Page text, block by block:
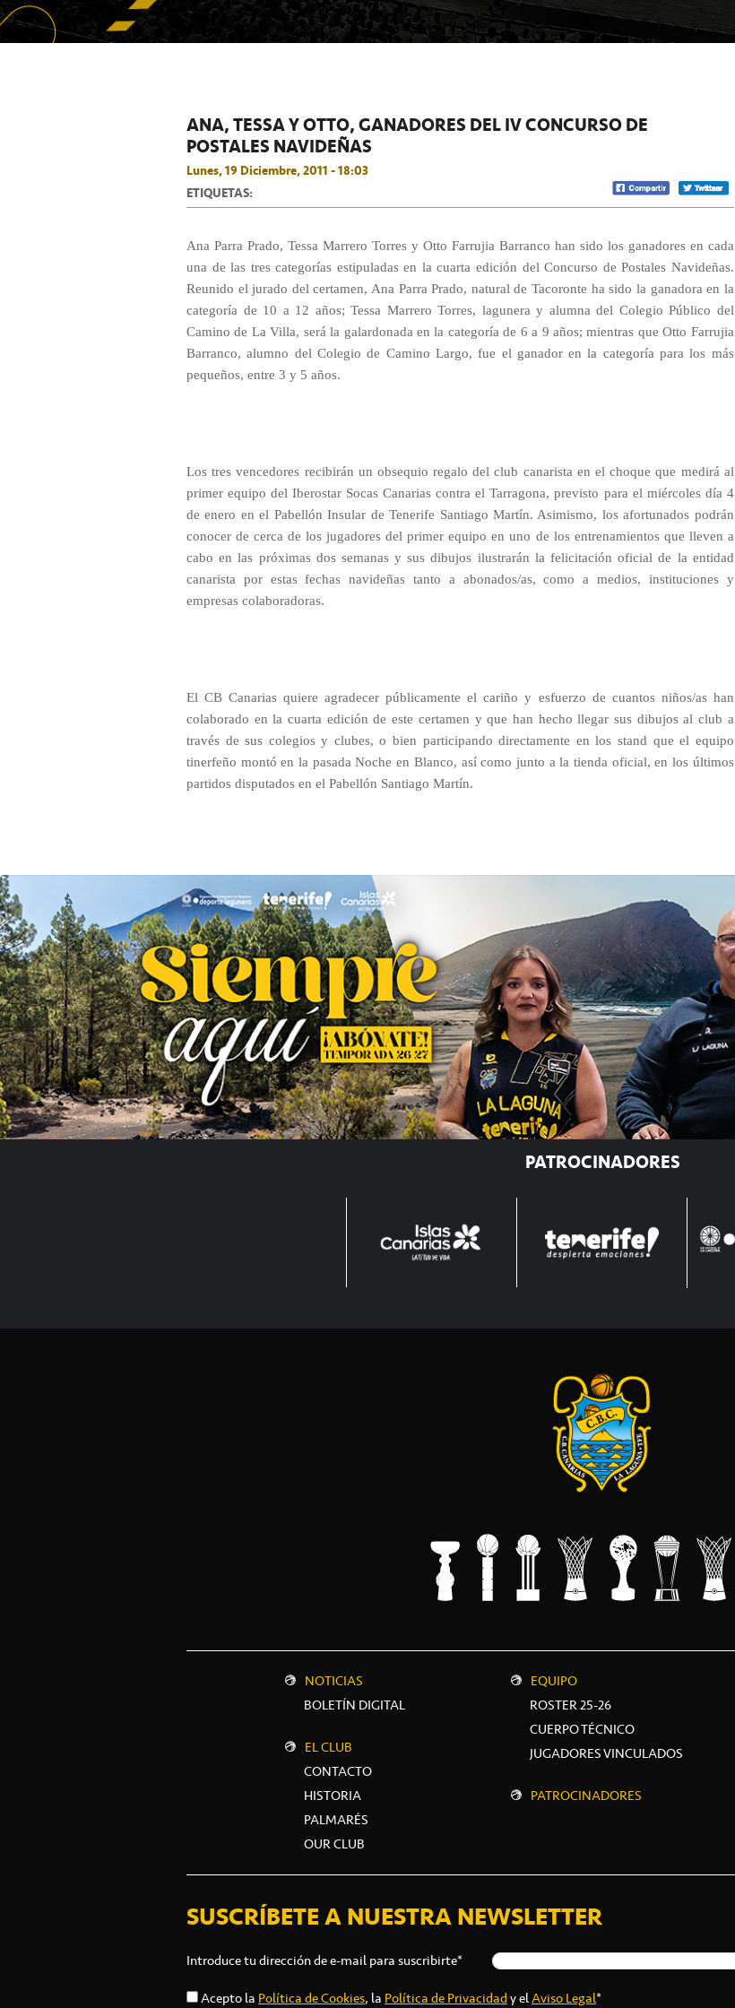
ANA, TESSA Y OTTO, GANADORES DEL IV CONCURSO DE
POSTALES NAVIDEÑAS
Lunes, 19 Diciembre, 2011 - 18:03
ETIQUETAS:
Ana Parra Prado, Tessa Marrero Torres y Otto Farrujia Barranco han sido los ganadores en cada
una de las tres categorías estipuladas en la cuarta edición del Concurso de Postales Navideñas.
Reunido el jurado del certamen, Ana Parra Prado, natural de Tacoronte ha sido la ganadora en la
categoría de 10 a 12 años; Tessa Marrero Torres, lagunera y alumna del Colegio Público del
Camino de La Villa, será la galardonada en la categoría de 6 a 9 años; mientras que Otto Farrujia
Barranco, alumno del Colegio de Camino Largo, fue el ganador en la categoría para los más
pequeños, entre 3 y 5 años.
Los tres vencedores recibirán un obsequio regalo del club canarista en el choque que medirá al
primer equipo del Iberostar Socas Canarias contra el Tarragona, previsto para el miércoles día 4
de enero en el Pabellón Insular de Tenerife Santiago Martín. Asimismo, los afortunados podrán
conocer de cerca de los jugadores del primer equipo en uno de los entrenamientos que lleven a
cabo en las próximas dos semanas y sus dibujos ilustrarán la felicitación oficial de la entidad
canarista por estas fechas navideñas tanto a abonados/as, como a medios, instituciones y
empresas colaboradoras.
El CB Canarias quiere agradecer públicamente el cariño y esfuerzo de cuantos niños/as han
colaborado en la cuarta edición de este certamen y que han hecho llegar sus dibujos al club a
través de sus colegios y clubes, o bien participando directamente en los stand que el equipo
tinerfeño montó en la pasada Noche en Blanco, así como junto a la tienda oficial, en los últimos
partidos disputados en el Pabellón Santiago Martín.
PATROCINADORES
NOTICIAS
BOLETÍN DIGITAL
EL CLUB
CONTACTO
HISTORIA
PALMARÉS
OUR CLUB
EQUIPO
ROSTER 25-26
CUERPO TÉCNICO
JUGADORES VINCULADOS
PATROCINADORES
SUSCRÍBETE A NUESTRA NEWSLETTER
Introduce tu dirección de e-mail para suscribirte*
Acepto la Política de Cookies, la Política de Privacidady elAviso Legal*